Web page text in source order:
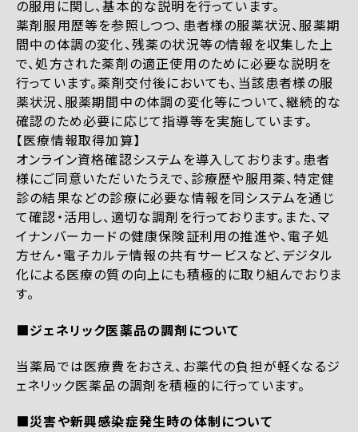
の服用に関し、基本的な説明を行っています。
薬剤服用歴等を参照しつつ、患者様の服薬状況、服薬期
間中の体調の変化、残薬の状況等の情報を収集した上
で、処方された薬剤の適正使用のために必要な説明を
行っています。薬剤交付後においても、当該患者様の服
薬状況、服薬期間中の体調の変化等について、継続的な
確認のため必要に応じて指導等を実施しています。
【医療情報取得加算】
オンライン資格確認システムを導入しております。患者
様にご同意いただいたうえで、診療歴や服用薬、特定健
診の結果などの診療に必要な情報を同システムを通じ
て確認・活用し、適切な調剤を行っております。また、マ
イナンバーカードの健康保険証利用の推進や、電子処
方せん・電子カルテ情報の共有サービスなど、デジタル
化による医療の質の向上にも積極的に取り組んでおりま
す。
■ジェネリック医薬品の調剤について
当薬局では医療費をおさえ、お薬代の負担が軽くなるジ
ェネリック医薬品の調剤を積極的に行っています。
■災害や新興感染症発生時の体制について